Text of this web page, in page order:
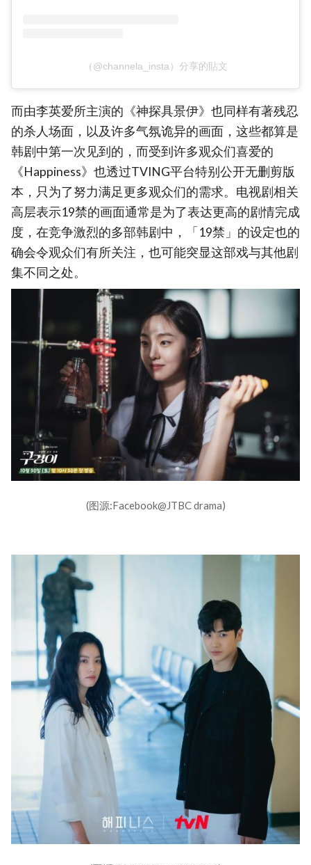
（@channela_insta）分享的貼文
而由李英爱所主演的《神探具景伊》也同样有著残忍
的杀人场面，以及许多气氛诡异的画面，这些都算是
韩剧中第一次见到的，而受到许多观众们喜爱的
《Happiness》也透过TVING平台特别公开无删剪版
本，只为了努力满足更多观众们的需求。电视剧相关
高层表示19禁的画面通常是为了表达更高的剧情完成
度，在竞争激烈的多部韩剧中，「19禁」的设定也的
确会令观众们有所关注，也可能突显这部戏与其他剧
集不同之处。
(图源:Facebook@JTBC drama)